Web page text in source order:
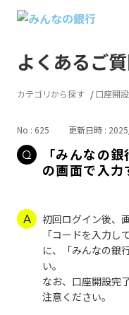
よくあるご
カテゴリから探す 口座開設
No : 625 更新日時 :
「みんなの
の画面で入力
初回ログイン後、
「コードを入力
に、「みんなの銀
い。
なお、口座開設完
注意ください。